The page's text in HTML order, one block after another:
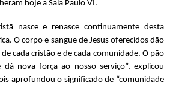
hoje a Sala Paulo VI.
nasce e renasce continuamente desta
O corpo e sangue de Jesus oferecidos dão
cada cristão e de cada comunidade. O pão
dá nova força ao nosso serviço”, explicou
aprofundou o significado de “comunidade